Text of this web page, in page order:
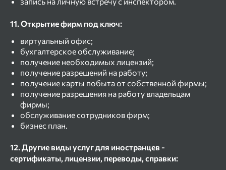
11. Открытие фирм под ключ:
виртуальный офис;
бухгалтерское обслуживание;
получение необходимых лицензий;
получение разрешений на работу;
получение карты побыта от собственной фирмы;
получение разрешения на работу владельцам
фирмы;
обслуживание сотрудников фирм;
бизнес план.
12. Другие виды услуг для иностранцев -
сертификаты, лицензии, переводы, справки: